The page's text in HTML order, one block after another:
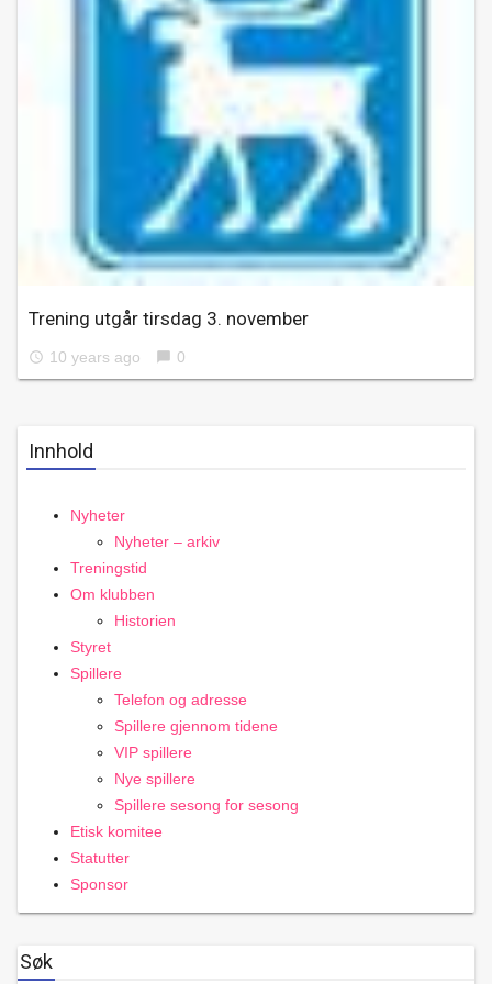
Trening utgår tirsdag 3. november
access_time 10 years ago chat_bubble 0
Innhold
Nyheter
Nyheter – arkiv
Treningstid
Om klubben
Historien
Styret
Spillere
Telefon og adresse
Spillere gjennom tidene
VIP spillere
Nye spillere
Spillere sesong for sesong
Etisk komitee
Statutter
Sponsor
Søk